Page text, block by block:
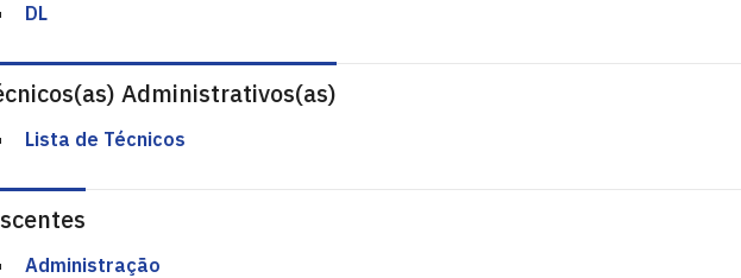
DL
Administrativos(as)
Lista de Técnicos
Administração